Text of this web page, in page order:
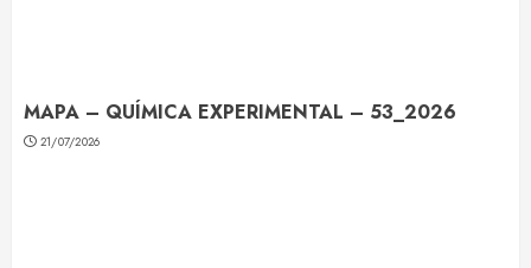
MAPA – QUÍMICA EXPERIMENTAL – 53_2026
21/07/2026